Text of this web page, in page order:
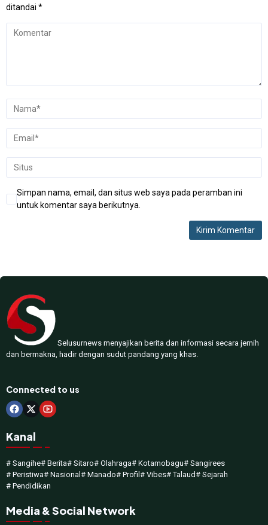
ditandai *
Simpan nama, email, dan situs web saya pada peramban ini
untuk komentar saya berikutnya.
Selusurnews menyajikan berita dan informasi secara jernih
dan bermakna, hadir dengan sudut pandang yang khas.
Connected to us
Kanal
# Sangihe# Berita# Sitaro# Olahraga# Kotamobagu# Sangirees
# Peristiwa# Nasional # Manado# Profil # Vibes# Talaud# Sejarah
# Pendidikan
Media & Social Network